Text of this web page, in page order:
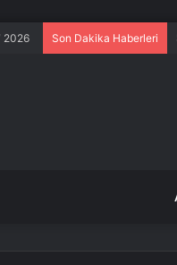
2026 Son Dakika Haberleri